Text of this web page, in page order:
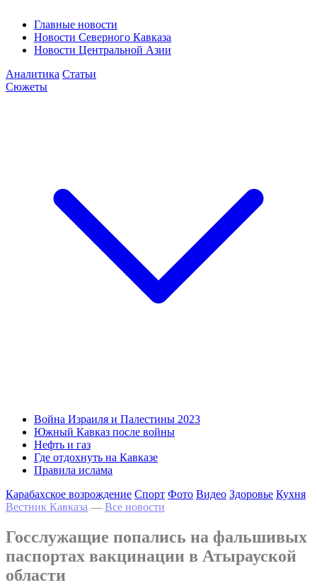
Главные новости
Новости Северного Кавказа
Новости Центральной Азии
Аналитика Статьи
Сюжеты
Война Израиля и Палестины 2023
Южный Кавказ после войны
Нефть и газ
Где отдохнуть на Кавказе
Правила ислама
Карабахское возрождение Спорт Фото Видео Здоровье Кухня
Вестник Кавказа — Все новости
Госслужащие попались на фальшивых
паспортах вакцинации в Атырауской
области